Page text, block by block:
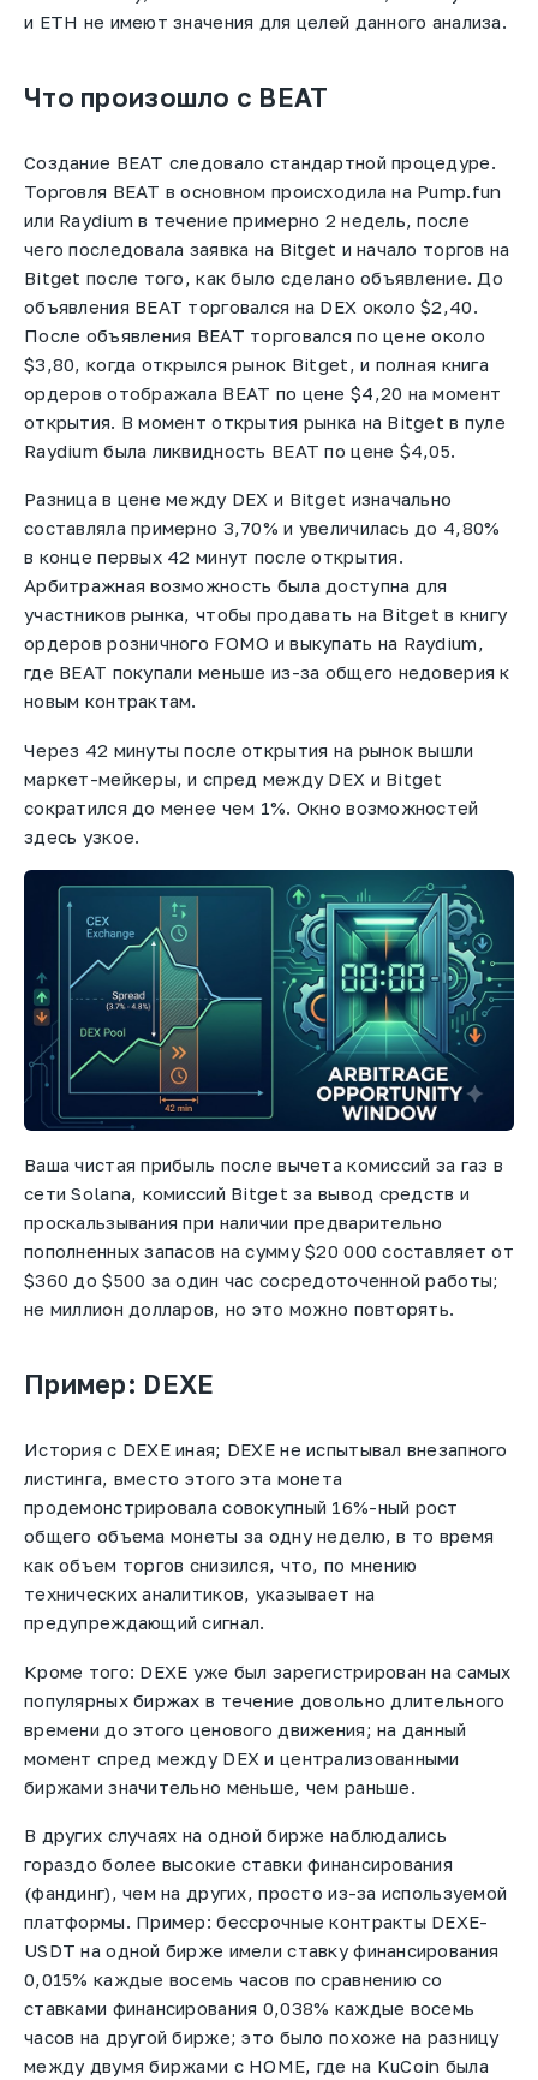
и ETH не имеют значения для целей данного анализа.
Что произошло с BEAT
Создание BEAT следовало стандартной процедуре.
Торговля BEAT в основном происходила на Pump.fun
или Raydium в течение примерно 2 недель, после
чего последовала заявка на Bitget и начало торгов на
Bitget после того, как было сделано объявление. До
объявления BEAT торговался на DEX около $2,40.
После объявления BEAT торговался по цене около
$3,80, когда открылся рынок Bitget, и полная книга
ордеров отображала BEAT по цене $4,20 на момент
открытия. В момент открытия рынка на Bitget в пуле
Raydium была ликвидность BEAT по цене $4,05.
Разница в цене между DEX и Bitget изначально
составляла примерно 3,70% и увеличилась до 4,80%
в конце первых 42 минут после открытия.
Арбитражная возможность была доступна для
участников рынка, чтобы продавать на Bitget в книгу
ордеров розничного FOMO и выкупать на Raydium,
где BEAT покупали меньше из-за общего недоверия к
новым контрактам.
Через 42 минуты после открытия на рынок вышли
маркет-мейкеры, и спред между DEX и Bitget
сократился до менее чем 1%. Окно возможностей
здесь узкое.
Ваша чистая прибыль после вычета комиссий за газ в
сети Solana, комиссий Bitget за вывод средств и
проскальзывания при наличии предварительно
пополненных запасов на сумму $20 000 составляет от
$360 до $500 за один час сосредоточенной работы;
не миллион долларов, но это можно повторять.
Пример: DEXE
История с DEXE иная; DEXE не испытывал внезапного
листинга, вместо этого эта монета
продемонстрировала совокупный 16%-ный рост
общего объема монеты за одну неделю, в то время
как объем торгов снизился, что, по мнению
технических аналитиков, указывает на
предупреждающий сигнал.
Кроме того: DEXE уже был зарегистрирован на самых
популярных биржах в течение довольно длительного
времени до этого ценового движения; на данный
момент спред между DEX и централизованными
биржами значительно меньше, чем раньше.
В других случаях на одной бирже наблюдались
гораздо более высокие ставки финансирования
(фандинг), чем на других, просто из-за используемой
платформы. Пример: бессрочные контракты DEXE-
USDT на одной бирже имели ставку финансирования
0,015% каждые восемь часов по сравнению со
ставками финансирования 0,038% каждые восемь
часов на другой бирже; это было похоже на разницу
между двумя биржами с HOME, где на KuCoin была